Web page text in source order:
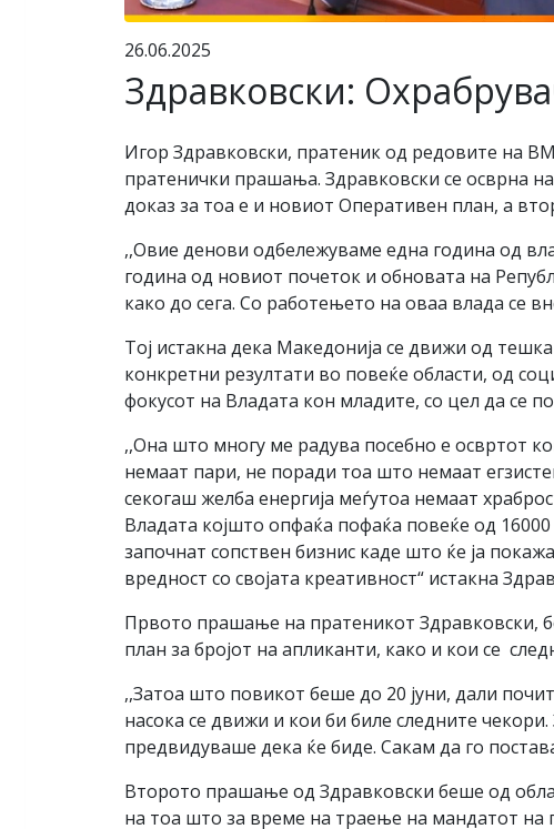
26.06.2025
Здравковски:
Игор Здравковски, пратеник од редовите на
пратенички прашања. Здравковски се осврна
доказ за тоа е и новиот Оперативен план, а
,,Овие денови одбележуваме една година од
година од новиот почеток и обновата на
како до сега. Со работењето на оваа влада се
Тој истакна дека Македонија се движи од
конкретни резултати во повеќе области, од
фокусот на Владата кон младите, со цел да се
,,Она што многу ме радува посебно е освртот
немаат пари, не поради тоа што немаат
секогаш желба енергија меѓутоа немаат
Владата којшто опфаќа пофаќа повеќе од
започнат сопствен бизнис каде што ќе ја
вредност со својата креативност“ истакна
Првото прашање на пратеникот Здравковски,
план за бројот на апликанти, како и кои се
,,Затоа што повикот беше до 20 јуни, дали
насока се движи и кои би биле следните
предвидуваше дека ќе биде. Сакам да го
Второто прашање од Здравковски беше од
на тоа што за време на траење на мандатот на